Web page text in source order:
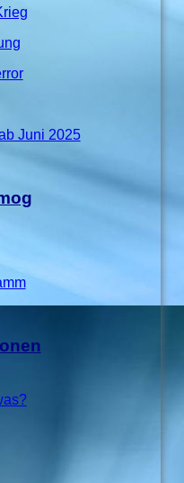
Juni 2025